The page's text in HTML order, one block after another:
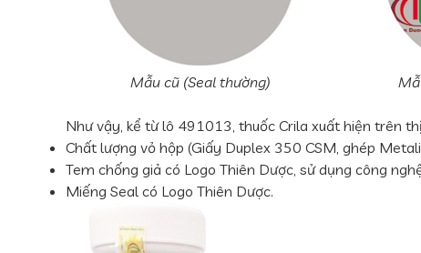
Mẫu cũ (Seal thường)
Như vậy, kể từ lô 491013, thuốc Crila xuất hiện trên
Chất lượng vỏ hộp (Giấy Duplex 350 CSM, ghép
Tem chống giả có Logo Thiên Dược, sử dụng công
Miếng Seal có Logo Thiên Dược.